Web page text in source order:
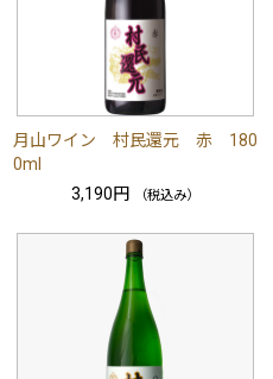
月山ワイン 村民還元 赤 180
0ml
3,190円
（税込み）